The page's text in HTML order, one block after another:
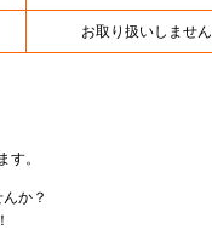
お取り扱いしません
。
か？